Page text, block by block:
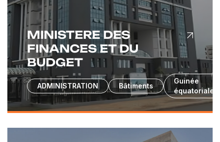
MINISTERE DES
FINANCES ET DU
BUDGET
ADMINISTRATION Bâtiments
Guinée
équatoriale